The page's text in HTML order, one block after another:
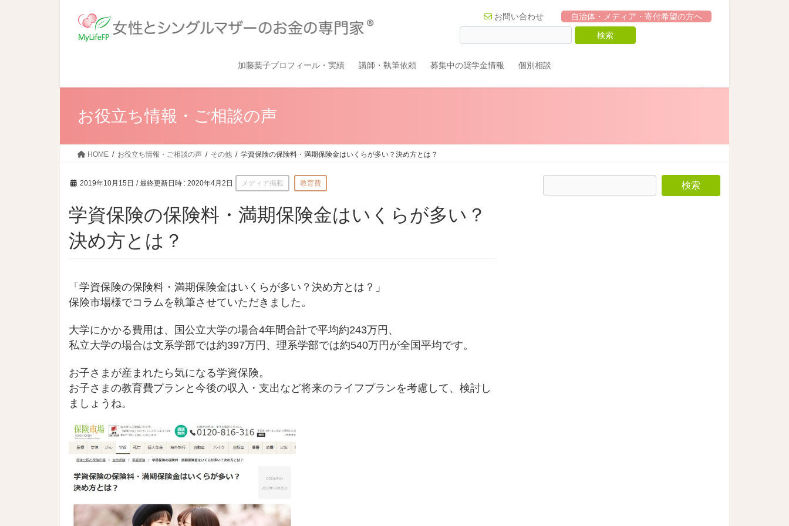
お問い合わせ 自治体・メディア・寄付希望の方へ
加藤葉子プロフィール・実績 講師・執筆依頼 募集中の奨学金情報 個別相談
お役立ち情報・ご相談の声
HOME お役立ち情報・ご相談の声 その他 学資保険の保険料・満期保険金はいくらが多い？決め方とは？
2019年10月15日 / 最終更新日時 : 2020年4月2日 メディア掲載 教育費
学資保険の保険料・満期保険金はいくらが多い？
決め方とは？
「学資保険の保険料・満期保険金はいくらが多い？決め方とは？」
保険市場様でコラムを執筆させていただきました。
大学にかかる費用は、国公立大学の場合4年間合計で平均約243万円、
私立大学の場合は文系学部では約397万円、理系学部では約540万円が全国平均です。
お子さまが産まれたら気になる学資保険。
お子さまの教育費プランと今後の収入・支出など将来のライフプランを考慮して、検討し
ましょうね。